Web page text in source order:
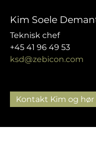
Kim Soele
Teknisk chef
+45 41 96 49 53
ksd@zebicon.com
Kontakt Kim og